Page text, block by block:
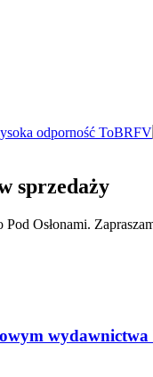
sprzedaży
Osłonami.